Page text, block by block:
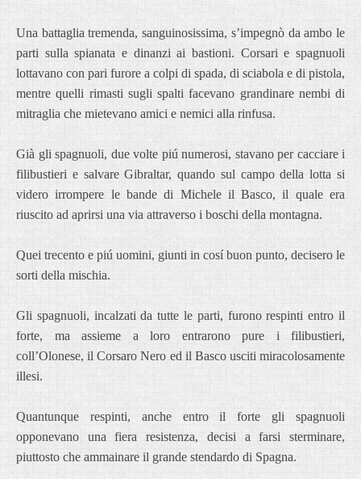
Una battaglia tremenda, sanguinosissima, s’impegnò da ambo le
parti sulla spianata e dinanzi ai bastioni. Corsari e spagnuoli
lottavano con pari furore a colpi di spada, di sciabola e di pistola,
mentre quelli rimasti sugli spalti facevano grandinare nembi di
mitraglia che mietevano amici e nemici alla rinfusa.
Già gli spagnuoli, due volte piú numerosi, stavano per cacciare i
filibustieri e salvare Gibraltar, quando sul campo della lotta si
videro irrompere le bande di Michele il Basco, il quale era
riuscito ad aprirsi una via attraverso i boschi della montagna.
Quei trecento e piú uomini, giunti in cosí buon punto, decisero le
sorti della mischia.
Gli spagnuoli, incalzati da tutte le parti, furono respinti entro il
forte, ma assieme a loro entrarono pure i filibustieri,
coll’Olonese, il Corsaro Nero ed il Basco usciti miracolosamente
illesi.
Quantunque respinti, anche entro il forte gli spagnuoli
opponevano una fiera resistenza, decisi a farsi sterminare,
piuttosto che ammainare il grande stendardo di Spagna.